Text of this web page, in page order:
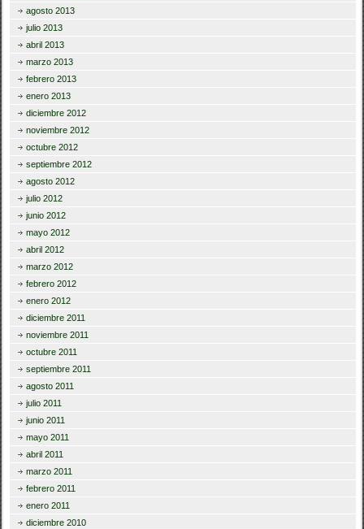
agosto 2013
julio 2013
abril 2013
marzo 2013
febrero 2013
enero 2013
diciembre 2012
noviembre 2012
octubre 2012
septiembre 2012
agosto 2012
julio 2012
junio 2012
mayo 2012
abril 2012
marzo 2012
febrero 2012
enero 2012
diciembre 2011
noviembre 2011
octubre 2011
septiembre 2011
agosto 2011
julio 2011
junio 2011
mayo 2011
abril 2011
marzo 2011
febrero 2011
enero 2011
diciembre 2010